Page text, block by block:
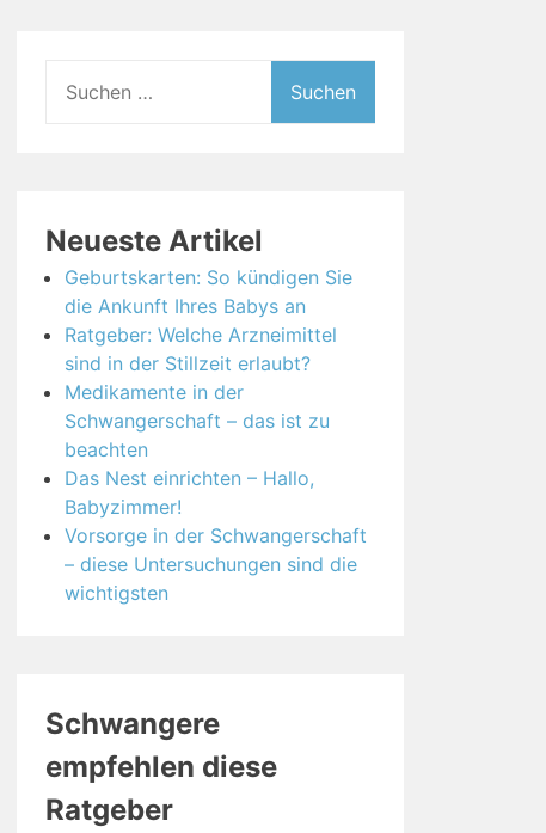
nach:
Neueste Artikel
Geburtskarten: So kündigen Sie
die Ankunft Ihres Babys an
Ratgeber: Welche Arzneimittel
sind in der Stillzeit erlaubt?
Medikamente in der
Schwangerschaft – das ist zu
beachten
Das Nest einrichten – Hallo,
Babyzimmer!
Vorsorge in der Schwangerschaft
– diese Untersuchungen sind die
wichtigsten
Schwangere
empfehlen diese
Ratgeber